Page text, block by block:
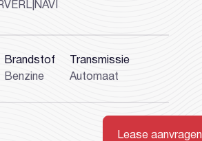
Brandstof
Benzine
Transmissie
Automaat
Lease aanvragen